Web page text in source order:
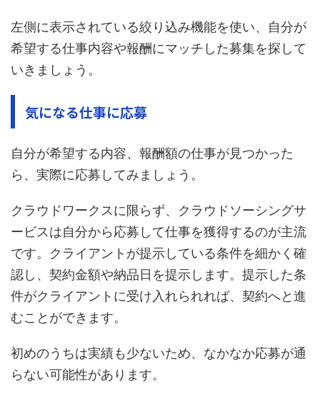
左側に表示されている絞り込み機能を使い、自分が
希望する仕事内容や報酬にマッチした募集を探して
いきましょう。
気になる仕事に応募
自分が希望する内容、報酬額の仕事が見つかった
ら、実際に応募してみましょう。
クラウドワークスに限らず、クラウドソーシングサ
ービスは自分から応募して仕事を獲得するのが主流
です。クライアントが提示している条件を細かく確
認し、契約金額や納品日を提示します。提示した条
件がクライアントに受け入れられれば、契約へと進
むことができます。
初めのうちは実績も少ないため、なかなか応募が通
らない可能性があります。